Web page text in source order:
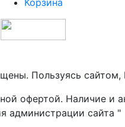
Пользуясь
офертой. Наличие и
администрации сайта "